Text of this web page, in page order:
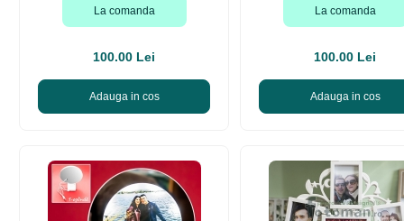
La comanda
100.00 Lei
Adauga in cos
La comanda
100.00 Lei
Adauga in cos